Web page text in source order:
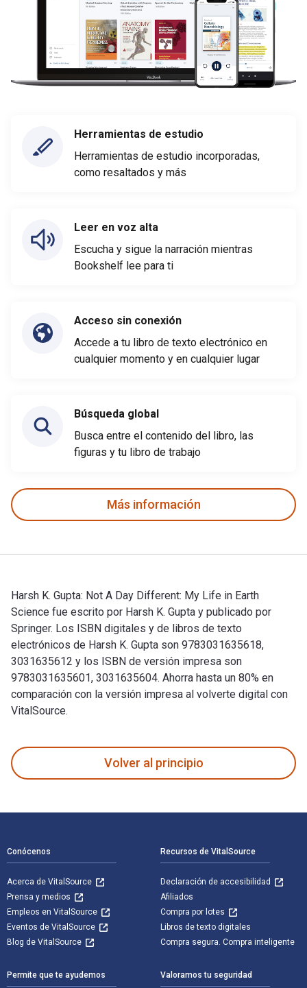
Herramientas de estudio
Herramientas de estudio incorporadas,
como resaltados y más
Leer en voz alta
Escucha y sigue la narración mientras
Bookshelf lee para ti
Acceso sin conexión
Accede a tu libro de texto electrónico en
cualquier momento y en cualquier lugar
Búsqueda global
Busca entre el contenido del libro, las
figuras y tu libro de trabajo
Más información
Harsh K. Gupta: Not A Day Different: My Life in Earth
Science fue escrito por Harsh K. Gupta y publicado por
Springer. Los ISBN digitales y de libros de texto
electrónicos de Harsh K. Gupta son 9783031635618,
3031635612 y los ISBN de versión impresa son
9783031635601, 3031635604. Ahorra hasta un 80% en
comparación con la versión impresa al volverte digital con
VitalSource.
Volver al principio
Conócenos
Acerca de VitalSource
Prensa y medios
Empleos en VitalSource
Eventos de VitalSource
Blog de VitalSource
Recursos de VitalSource
Declaración de accesibilidad
Afiliados
Compra por lotes
Libros de texto digitales
Compra segura. Compra inteligente
Permite que te ayudemos Valoramos tu seguridad